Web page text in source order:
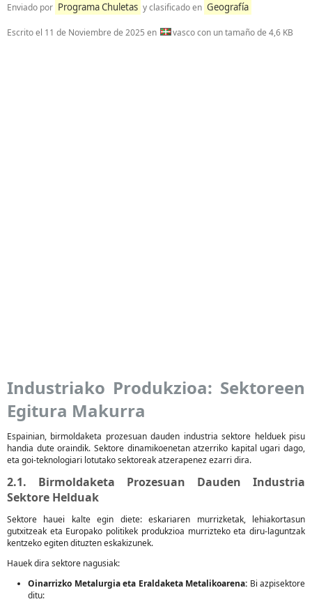
Enviado por Programa Chuletas y clasificado en Geografía
Escrito el 11 de Noviembre de 2025 en vasco con un tamaño de 4,6 KB
Industriako Produkzioa: Sektoreen
Egitura Makurra
Espainian, birmoldaketa prozesuan dauden industria sektore helduek pisu
handia dute oraindik. Sektore dinamikoenetan atzerriko kapital ugari dago,
eta goi-teknologiari lotutako sektoreak atzerapenez ezarri dira.
2.1. Birmoldaketa Prozesuan Dauden Industria
Sektore Helduak
Sektore hauei kalte egin diete: eskariaren murrizketak, lehiakortasun
gutxitzeak eta Europako politikek produkzioa murrizteko eta diru-laguntzak
kentzeko egiten dituzten eskakizunek.
Hauek dira sektore nagusiak:
Oinarrizko Metalurgia eta Eraldaketa Metalikoarena: Bi azpisektore
ditu: